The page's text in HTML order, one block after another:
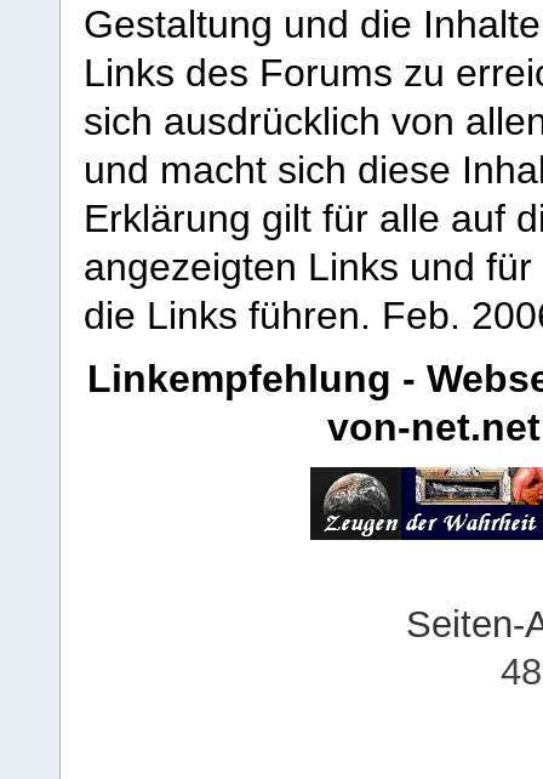
Gestaltung und die
Links des Forums zu
sich ausdrücklich von
und macht sich diese
Erklärung gilt für alle auf
angezeigten Links und
die Links führen. Feb.
Linkempfehlung -
von-net.net
Seiten-